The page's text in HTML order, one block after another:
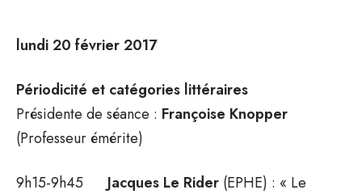
lundi 20 février 2017
Périodicité et catégories littéraires
Présidente de séance : Françoise Knopper
(Professeur émérite)
9h15-9h45 Jacques Le Rider (EPHE) : « Le